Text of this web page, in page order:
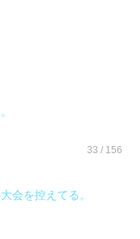
33 / 156
会を控えてる。